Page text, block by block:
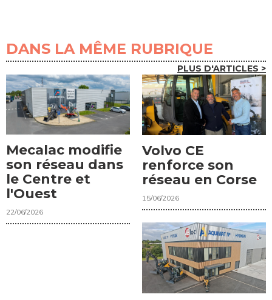
DANS LA MÊME RUBRIQUE
PLUS D'ARTICLES >
Mecalac modifie
son réseau dans
le Centre et
l'Ouest
22/06/2026
Volvo CE
renforce son
réseau en Corse
15/06/2026